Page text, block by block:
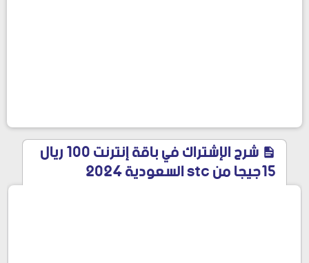
شرح الإشتراك في باقة إنترنت 100 ريال
15جيجا من stc السعودية 2024